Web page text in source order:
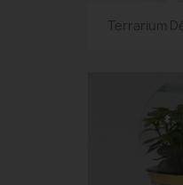
Terrarium